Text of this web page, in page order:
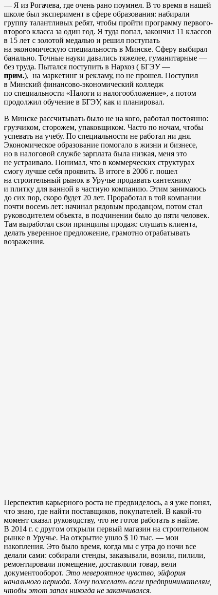
— Я из Рогачева, где очень рано поумнел. В то время в нашей
школе был эксперимент в сфере образования: набирали
группу талантливых ребят, чтобы пройти программу первого-
второго класса за один год. Я туда попал, закончил 11 классов
в 15 лет с золотой медалью и решил поступать
на экономическую специальность в Минске. Сферу выбирал
банально. Точные науки давались тяжелее, гуманитарные —
без труда. Пытался поступить в Нархоз ( БГЭУ —
прим.), на маркетинг и рекламу, но не прошел. Поступил
в Минский финансово-экономический колледж
по специальности «Налоги и налогообложение», а потом
продолжил обучение в БГЭУ, как и планировал.
В Минске рассчитывать было не на кого, работал постоянно:
грузчиком, сторожем, упаковщиком. Часто по ночам, чтобы
успевать на учебу. По специальности не работал ни дня.
Экономическое образование помогало в жизни и бизнесе,
но в налоговой службе зарплата была низкая, меня это
не устраивало. Понимал, что в коммерческих структурах
смогу лучше себя проявить. В итоге в 2006 г. пошел
на строительный рынок в Уручье продавать сантехнику
и плитку для ванной в частную компанию. Этим занимаюсь
до сих пор, скоро будет 20 лет. Проработал в той компании
почти восемь лет: начинал рядовым продавцом, потом стал
руководителем объекта, в подчинении было до пяти человек.
Там выработал свои принципы продаж: слушать клиента,
делать уверенное предложение, грамотно отрабатывать
возражения.
Перспектив карьерного роста не предвиделось, а я уже понял,
что знаю, где найти поставщиков, покупателей. В какой-то
момент сказал руководству, что не готов работать в найме.
В 2014 г. с другом открыли первый магазин на строительном
рынке в Уручье. На открытие ушло $ 10 тыс. — мои
накопления. Это было время, когда мы с утра до ночи все
делали сами: собирали стенды, заказывали, возили, пилили,
ремонтировали помещение, доставляли товар, вели
документооборот. Это невероятное чувство, эйфория
начального периода. Хочу пожелать всем предпринимателям,
чтобы этот запал никогда не заканчивался.